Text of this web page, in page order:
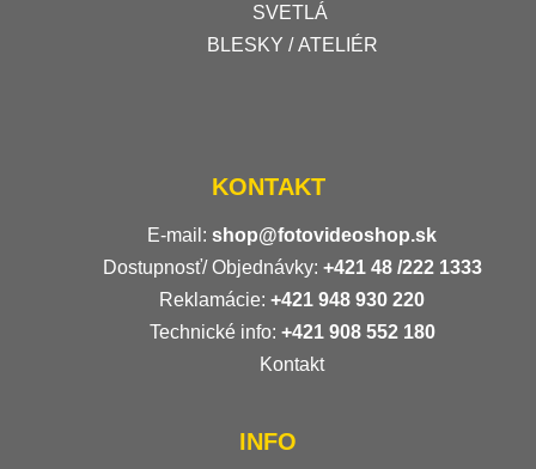
SVETLÁ
BLESKY / ATELIÉR
KONTAKT
E-mail: shop@fotovideoshop.sk
Dostupnosť/ Objednávky: +421 48 /222 1333
Reklamácie: +421 948 930 220
Technické info: +421 908 552 180
Kontakt
INFO